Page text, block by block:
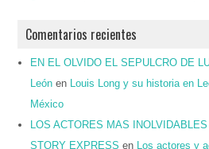
Comentarios recientes
EN EL OLVIDO EL SEPULCRO DE
León en
Louis Long y su historia en
México
LOS ACTORES MAS
STORY EXPRESS en Los actores y